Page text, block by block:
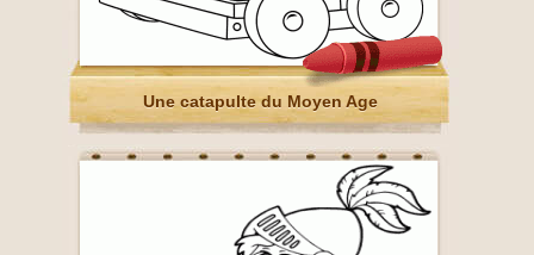
Une catapulte du Moyen Age